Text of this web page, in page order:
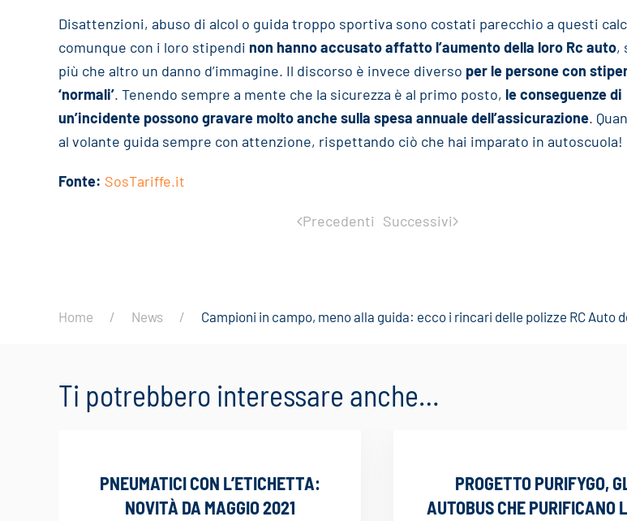
Disattenzioni, abuso di alcol o guida troppo sportiva sono costati parecchio a questi
comunque con i loro stipendi non hanno accusato affatto l’aumento della loro Rc auto,
più che altro un danno d’immagine. Il discorso è invece diverso per le persone con
‘normali’. Tenendo sempre a mente che la sicurezza è al primo posto, le conseguenze di
un’incidente possono gravare molto anche sulla spesa annuale dell’assicurazione.
al volante guida sempre con attenzione, rispettando ciò che hai imparato in autoscuola!
Fonte: SosTariffe.it
Precedenti Successivi
Home News Campioni in campo, meno alla guida: ecco i rincari delle polizze RC Auto
Ti potrebbero interessare anche…
PNEUMATICI CON L’ETICHETTA:
NOVITÀ DA MAGGIO 2021
PROGETTO PURIFYGO,
AUTOBUS CHE PURIFICANO